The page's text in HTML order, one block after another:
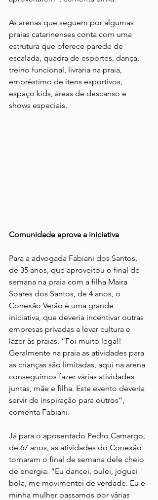
As arenas que seguem por algumas
praias catarinenses conta com uma
estrutura que oferece parede de
escalada, quadra de esportes, dança,
treino funcional, livraria na praia,
empréstimo de itens esportivos,
espaço kids, áreas de descanso e
shows especiais.
Comunidade aprova a iniciativa
Para a advogada Fabiani dos Santos,
de 35 anos, que aproveitou o final de
semana na praia com a filha Maira
Soares dos Santos, de 4 anos, o
Conexão Verão é uma grande
iniciativa, que deveria incentivar outras
empresas privadas a levar cultura e
lazer às praias. “Foi muito legal!
Geralmente na praia as atividades para
as crianças são limitadas, aqui na arena
conseguimos fazer várias atividades
juntas, mãe e filha. Este evento deveria
servir de inspiração para outros”,
comenta Fabiani.
Já para o aposentado Pedro Camargo,
de 67 anos, as atividades do Conexão
tornaram o final de semana dele cheio
de energia. “Eu dancei, pulei, joguei
bola, me movimentei de verdade. Eu e
minha mulher passamos por várias